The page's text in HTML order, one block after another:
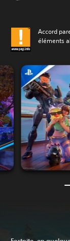
Accord
éléments